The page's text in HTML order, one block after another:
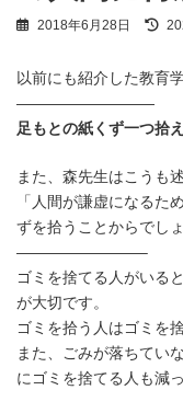
2018年6月28日
最
新
時
:
以前にも紹介した教育
—————————
足もとの紙くず一つ拾
また、森先生はこうも
「人間が謙虚になるた
ずを拾うことからでしょ
————————–
ゴミを捨てる人がいる
が大切です。
ゴミを拾う人はゴミを
また、ごみが落ちてい
にゴミを捨てる人も減